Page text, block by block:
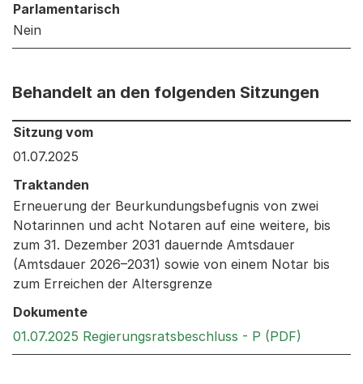
Parlamentarisch
Nein
Behandelt an den folgenden Sitzungen
Behandelt an den folgenden Sitzungen: Informationen
Sitzung vom
01.07.2025
Traktanden
Erneuerung der Beurkundungsbefugnis von zwei
Notarinnen und acht Notaren auf eine weitere, bis
zum 31. Dezember 2031 dauernde Amtsdauer
(Amtsdauer 2026–2031) sowie von einem Notar bis
zum Erreichen der Altersgrenze
Dokumente
01.07.2025 Regierungsratsbeschluss - P (PDF)